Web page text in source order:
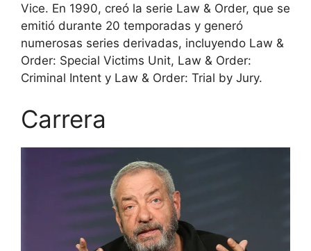
Vice. En 1990, creó la serie Law & Order, que se
emitió durante 20 temporadas y generó
numerosas series derivadas, incluyendo Law &
Order: Special Victims Unit, Law & Order:
Criminal Intent y Law & Order: Trial by Jury.
Carrera